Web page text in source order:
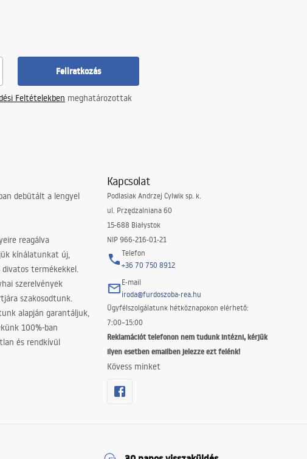
Feliratkozás
Feltételekben meghatározottak
debütált a lengyel
reagálva
kínálatunkat új,
divatos termékekkel.
szerelvények
szakosodtunk.
alapján garantáljuk,
100%-ban
és rendkívül
Kapcsolat
Podlasiak Andrzej Cylwik sp. k.
ul. Przędzalniana 60
15-688 Białystok
NIP 966-216-01-21
Telefon
+36 70 750 8912
E-mail
iroda@furdoszoba-rea.hu
Ügyfélszolgálatunk hétköznapokon elérhető:
7:00–15:00
Reklamációt telefonon nem tudunk intézni, kérjük
ilyen esetben emailben jelezze ezt felénk!
Kövess minket